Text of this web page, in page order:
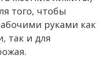
того, чтобы
руками как
так и для